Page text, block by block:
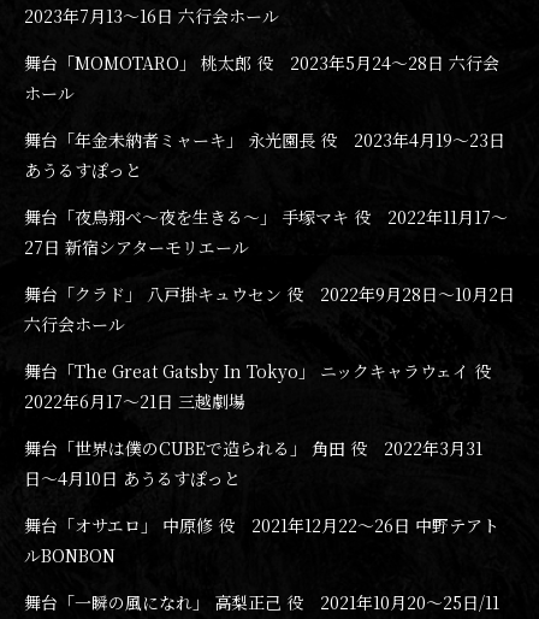
2023年7月13〜16日 六行会ホール
舞台「MOMOTARO」 桃太郎 役 2023年5月24〜28日 六行会
ホール
舞台「年金未納者ミャーキ」 永光園長 役 2023年4月19〜23日
あうるすぽっと
舞台「夜鳥翔べ〜夜を生きる〜」 手塚マキ 役 2022年11月17〜
27日 新宿シアターモリエール
舞台「クラド」 八戸掛キュウセン 役 2022年9月28日〜10月2日
六行会ホール
舞台「The Great Gatsby In Tokyo」 ニックキャラウェイ 役
2022年6月17〜21日 三越劇場
舞台「世界は僕のCUBEで造られる」 角田 役 2022年3月31
日〜4月10日 あうるすぽっと
舞台「オサエロ」 中原修 役 2021年12月22〜26日 中野テアト
ルBONBON
舞台「一瞬の風になれ」 高梨正己 役 2021年10月20〜25日/11